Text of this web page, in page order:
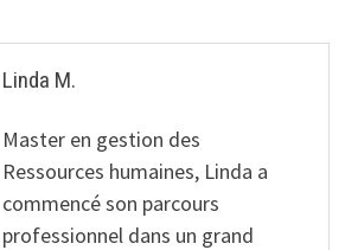
Linda M.
Master en gestion des
Ressources humaines, Linda a
commencé son parcours
professionnel dans un grand